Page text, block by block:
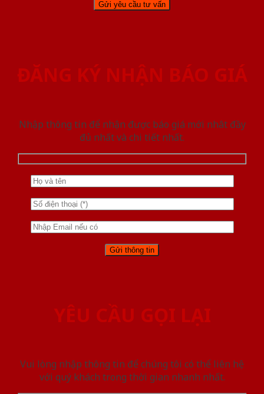
ĐĂNG KÝ NHẬN BÁO GIÁ
Nhập thông tin để nhận được báo giá mới nhât đầy
đủ nhất và chi tiết nhất.
YÊU CẦU GỌI LẠI
Vui lòng nhập thông tin để chúng tôi có thể liên hệ
với quý khách trong thời gian nhanh nhất.